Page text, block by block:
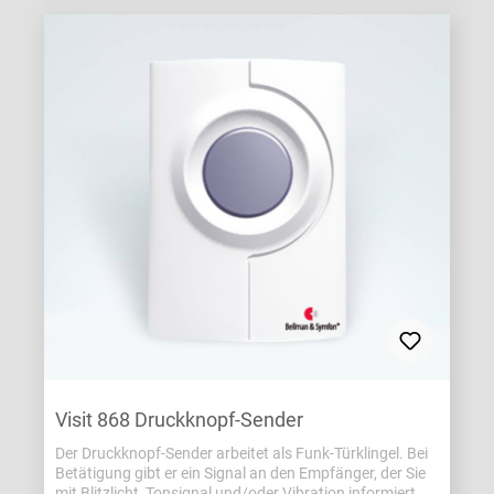
Visit 868 Druckknopf-Sender
Der Druckknopf-Sender arbeitet als Funk-Türklingel. Bei
Betätigung gibt er ein Signal an den Empfänger, der Sie